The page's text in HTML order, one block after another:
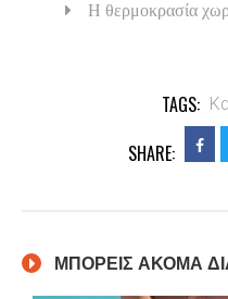
Η θερμοκρασία
TAGS:
SHARE:
ΜΠΟΡΕΙΣ ΑΚΟΜΑ